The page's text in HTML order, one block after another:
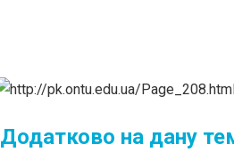
Додатково на дану